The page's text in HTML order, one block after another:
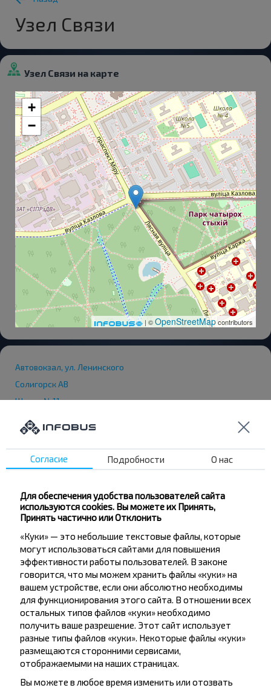
Узел Связи
Узел Связи на карте
+
−
| ©OpenStreetMapcontributors
Автовокзал, ул. Ленинского
Солигорск АВ
Школа №11
Пр Мира
Автопарк №1
Калийспецтранс
Техмонтаж
Планета Детства Д/Ц
Заслонова
Корона Т/Ц
Калинка ф-ка
Купалинка ф-ка
Богомолова
Школа №10
Согласие Подробности О нас
Для обеспечения удобства пользователей сайта
используются cookies. Вы можете их Принять,
Принять частично или Отклонить
«Куки» — это небольшие текстовые файлы, которые
могут использоваться сайтами для повышения
эффективности работы пользователей. В законе
говорится, что мы можем хранить файлы «куки» на
вашем устройстве, если они абсолютно необходимы
для функционирования этого сайта. В отношении всех
остальных типов файлов «куки» необходимо
получить ваше разрешение. Этот сайт использует
разные типы файлов «куки». Некоторые файлы «куки»
размещаются сторонними сервисами,
отображаемыми на наших страницах.
Вы можете в любое время изменить или отозвать